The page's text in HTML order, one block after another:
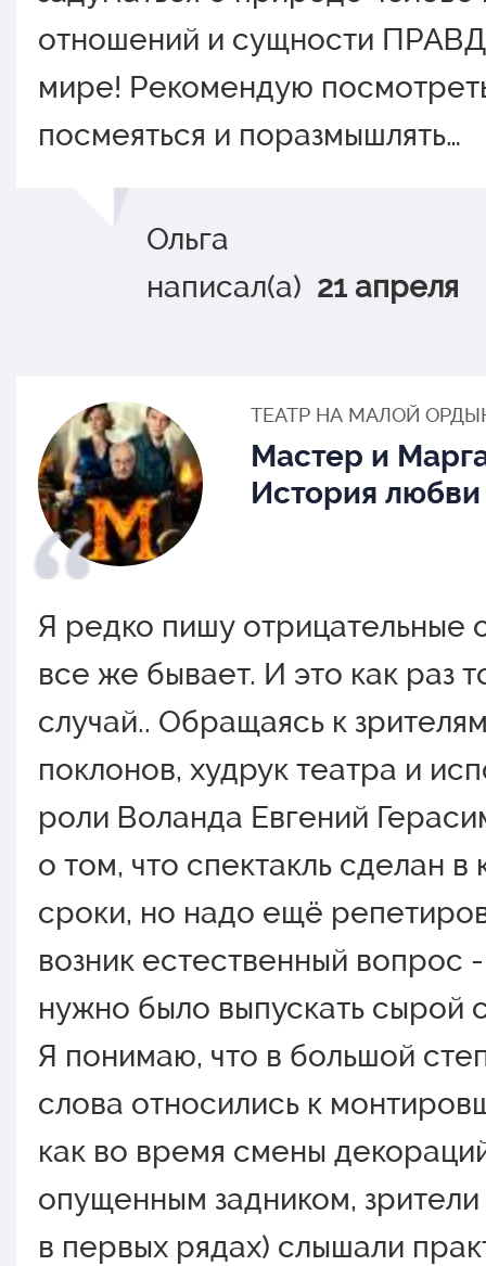
отношений и сущности
мире! Рекомендую
посмеяться и поразмышлять…
Ольга
написал(а) 21 апреля
ТЕАТР НА МАЛОЙ
Мастер и
История любви
Я редко пишу отрицательные
все же бывает. И это как раз
случай.. Обращаясь к
поклонов, худрук театра и
роли Воланда Евгений
о том, что спектакль сделан в
сроки, но надо ещё
возник естественный вопрос
нужно было выпускать сырой
Я понимаю, что в большой
слова относились к
как во время смены
опущенным задником,
в первых рядах) слышали